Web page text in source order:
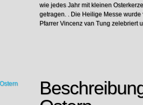
wie jedes Jahr mit kleinen
getragen. . Die Heilige Messe
Pfarrer Vincenz van Tung zelebriert